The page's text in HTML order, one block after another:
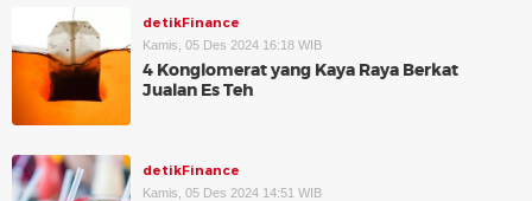
detikFinance
Kamis, 05 Des 2024 16:18 WIB
4 Konglomerat yang Kaya Raya Berkat
Jualan Es Teh
detikFinance
Kamis, 05 Des 2024 14:51 WIB